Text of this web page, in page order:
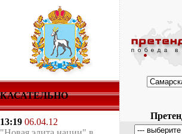
КАСАТЕЛЬНО
13:19 06.04.12